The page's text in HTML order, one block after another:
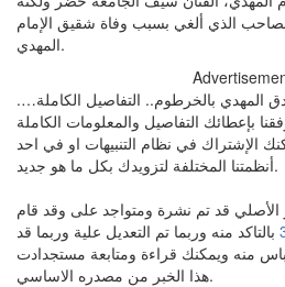
الذي ألغي بسبب وفاة شقيق الإمام
المهدي.
المهدي بالخرطوم.. التفاصيل الكاملة….
بإعطائك التفاصيل والمعلومات الكاملة
الإشتراك في نظام التنبيهات او في احد
أنظمتنا المختلفة لتزويدك بكل ما هو جديد.
الأصلي قد تم نشرة ومتواجد على وقد قام
بالتاكد منه وربما تم التعديل علية وربما قد
منه ويمكنك قراءة ومتابعة مستجدادت
هذا الخبر من مصدره الاساسي.